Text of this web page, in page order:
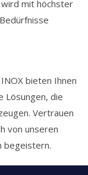
wird mit höchster
bieten Ihnen
Lösungen, die
Vertrauen
von unseren
begeistern.